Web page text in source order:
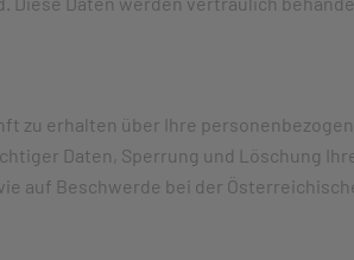
zu erhalten über Ihre
Daten, Sperrung und Löschung
Beschwerde bei der